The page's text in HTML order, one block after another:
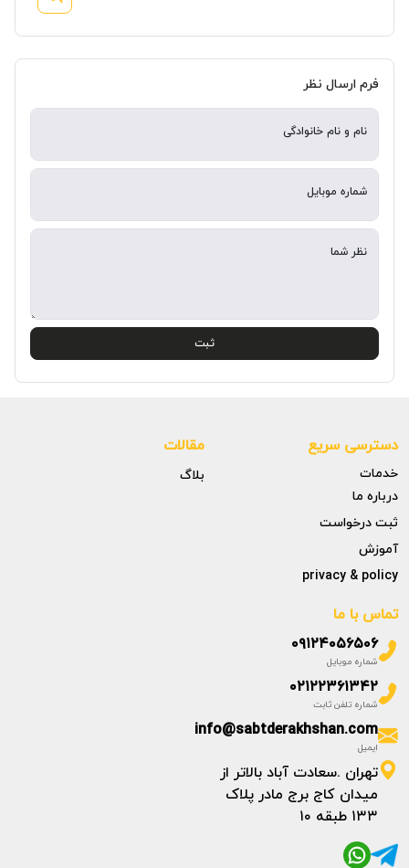
فرم ارسال نظر
نام و نام خانوادگی
شماره موبایل
نظر شما
ثبت
دسترسی سریع
خدمات
درباره ما
ثبت درخواست
آموزش
privacy & policy
مقالات
بلاگ
تماس با ما
۰۹۱۲۴۰۵۶۵۰۶
شماره موبایل
۰۲۱۲۲۳۶۱۳۴۲
شماره تلفن ثابت
info@sabtderakhshan.com
ایمیل
تهران .سعادت آباد بالاتر از
میدان کاج برج مادر پلاک
۱۳۳ طبقه ۱۰